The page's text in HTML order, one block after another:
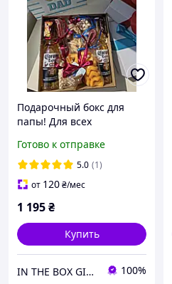
Подарочный бокс для
папы! Для всех
Универсальный подарок
отцу!
Готово к отправке
5.0 (1)
от 120₴/мес
1 195₴
Купить
IN THE BOX GIFT Подарункові бокси до будь-яких свят! 100%